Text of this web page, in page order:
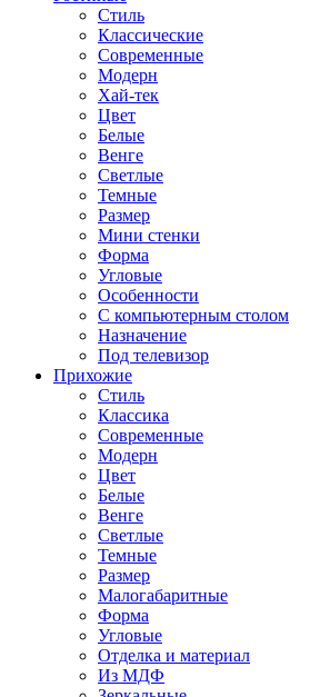
Стиль
Классические
Современные
Модерн
Хай-тек
Цвет
Белые
Венге
Светлые
Темные
Размер
Мини стенки
Форма
Угловые
Особенности
С компьютерным столом
Назначение
Под телевизор
Прихожие
Стиль
Классика
Современные
Модерн
Цвет
Белые
Венге
Светлые
Темные
Размер
Малогабаритные
Форма
Угловые
Отделка и материал
Из МДФ